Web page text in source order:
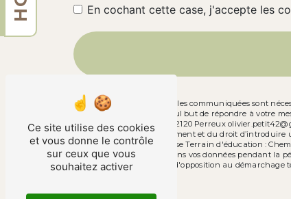
En cochant cette case, j'accepte les
** Les données personnelles communiquées sont
sous-traitants dans le seul but de répondre à votre
Chemin de la Chapelle 42120 Perreux
consentement à tout moment et du droit d’introduire
par voie postale à l'adresse Terrain d'éducation :
demandé. Nous conservons vos données pendant la
vous inscrire sur la liste d'opposition au démarchage
Ce site utilise des cookies
et vous donne le contrôle
sur ceux que vous
souhaitez activer